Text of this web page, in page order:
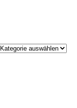
Kategorien